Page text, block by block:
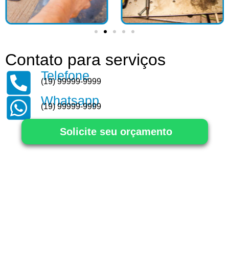
Contato para serviços
Telefone
(19) 99999-9999
Whatsapp
(19) 99999-9999
Solicite seu orçamento